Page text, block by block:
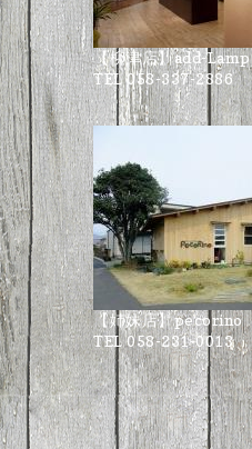
【柳津店】add-Lamp
TEL 058-337-2886
【姉妹店】pecorino
TEL 058-231-0013